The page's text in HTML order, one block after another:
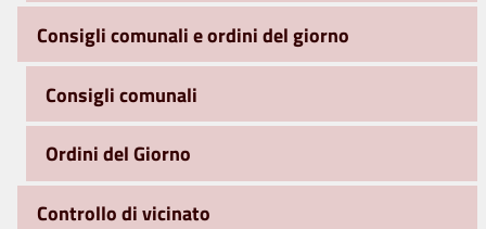
Consigli comunali e ordini del giorno
Consigli comunali
Ordini del Giorno
Controllo di vicinato